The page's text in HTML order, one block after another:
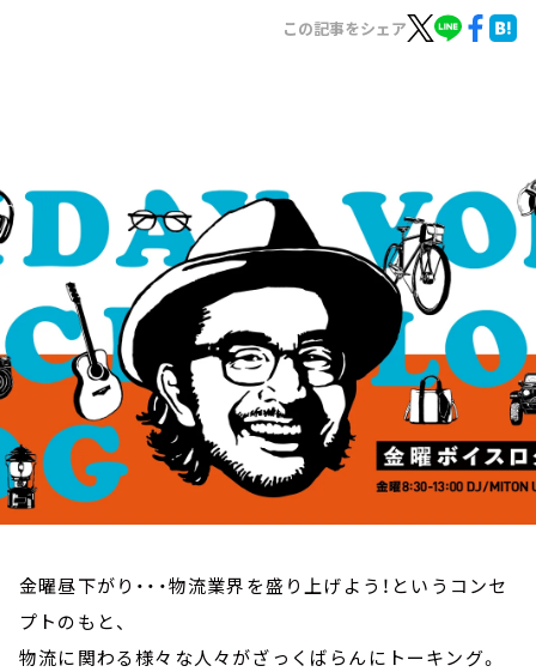
YouTube
会社情報
この記事をシェア
金曜昼下がり・・・物流業界を盛り上げよう！というコンセ
プトのもと、
物流に関わる様々な人々がざっくばらんにトーキング。